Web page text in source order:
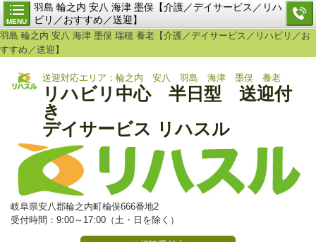
MENU
羽島 輪之内 安八 海津 墨俣【介護／デイサービス／リハ
ビリ／おすすめ／送迎】
羽島 輪之内 安八 海津 墨俣 瑞穂 養老【介護／デイサービス／リハビリ／お
すすめ／送迎】
送迎対応エリア：輪之内 安八 羽島 海津 墨俣 養老
リハビリ中心 半日型 送迎付
き
デイサービス リハスル
岐阜県安八郡輪之内町楡俣666番地2
受付時間：9:00～17:00（土・日を除く）